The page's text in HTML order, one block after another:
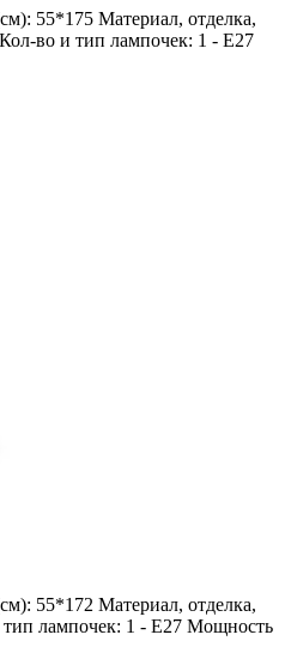
55*175 Материал, отделка,
во и тип лампочек: 1 - E27
55*172 Материал, отделка,
лампочек: 1 - E27 Мощность